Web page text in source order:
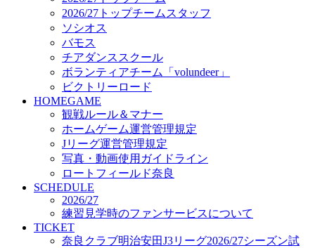
合観戦チケット
奈良クラブ明治安田Ｊ3リーグ 2026/27シーズン
「鹿パス」
観戦ルール＆マナー
FANCOMMUNITY
2026/27ファンコミュニティ
サポートショップ
GOODS
オフィシャルストア（実店舗）
オンラインストア
ACADEMY
アカデミーについて
プロジェクト
コーチ&スタッフ
ジュニア
ジュニアユース
ユース
2026/27トップチームスタッフ
ソシオス
バモス
チアダンススクール
ボランティアチーム「volundeer」
ビクトリーロード
HOMEGAME
観戦ルール＆マナー
ホームゲーム運営管理規定
Jリーグ運営管理規定
写真・動画使用ガイドライン
ロートフィールド奈良
SCHEDULE
2026/27
練習見学時のファンサービスについて
TICKET
奈良クラブ明治安田J3リーグ2026/27シーズン試